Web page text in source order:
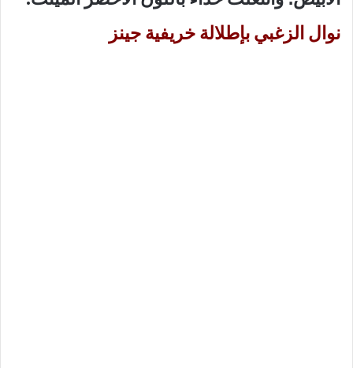
نوال الزغبي بإطلالة خريفية جينز